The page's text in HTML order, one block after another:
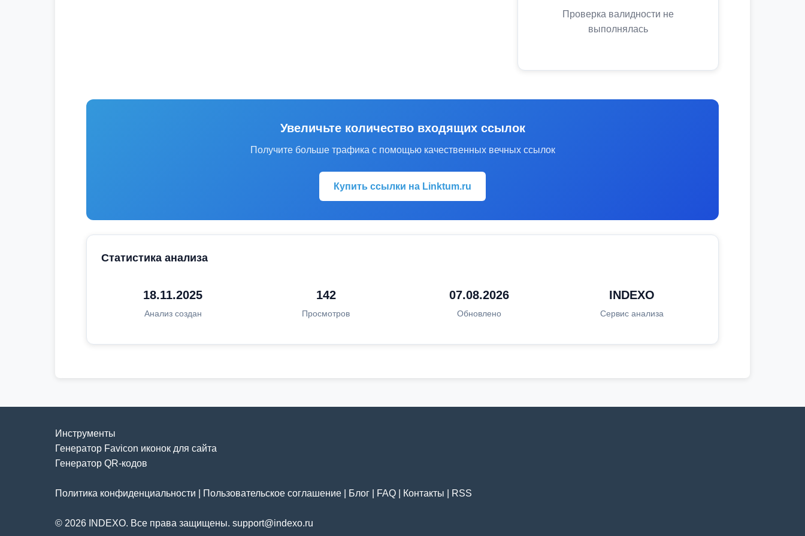
Проверка валидности не
выполнялась
Увеличьте количество входящих ссылок
Получите больше трафика с помощью качественных вечных ссылок
Купить ссылки на Linktum.ru
Статистика анализа
18.11.2025
Анализ создан
142
Просмотров
07.08.2026
Обновлено
INDEXO
Сервис анализа
Инструменты
Генератор Favicon иконок для сайта
Генератор QR-кодов
Политика конфиденциальности Пользовательское соглашение Блог FAQ Контакты RSS
© 2026 INDEXO. Все права защищены. support@indexo.ru